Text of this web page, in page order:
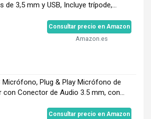
de 3,5 mm y USB, Incluye trípode,...
Consultar precio en Amazon
Amazon.es
Micrófono, Plug & Play Micrófono de
con Conector de Audio 3.5 mm, con...
Consultar precio en Amazon